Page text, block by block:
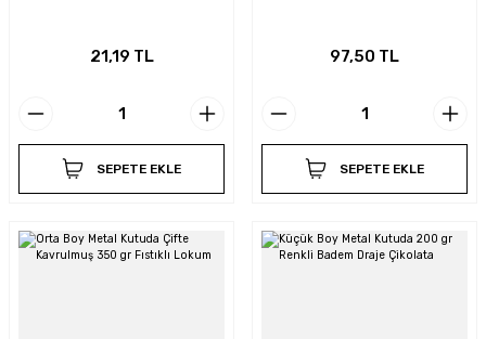
21,19 TL
SEPETE EKLE
97,50 TL
SEPETE EKLE